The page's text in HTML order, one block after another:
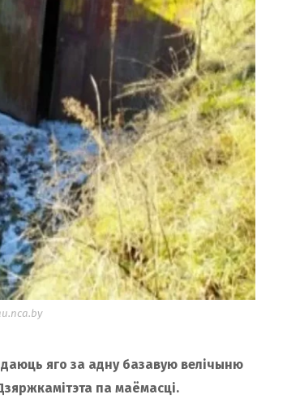
яго за адну базавую велічыню
па маёмасці.